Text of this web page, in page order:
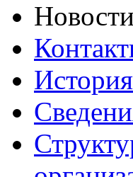
Новости